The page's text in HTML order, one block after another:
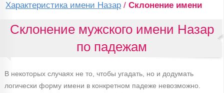
Характеристика имени Назар /Склонение имени
Склонение мужского имени Назар
по падежам
В некоторых случаях не то, чтобы угадать, но и додумать
логически форму имени в конкретном падеже невозможно.